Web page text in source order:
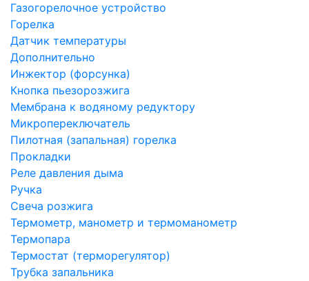
Газогорелочное устройство
Горелка
Датчик температуры
Дополнительно
Инжектор (форсунка)
Кнопка пьезорозжига
Мембрана к водяному редуктору
Микропереключатель
Пилотная (запальная) горелка
Прокладки
Реле давления дыма
Ручка
Свеча розжига
Термометр, манометр и термоманометр
Термопара
Термостат (терморегулятор)
Трубка запальника